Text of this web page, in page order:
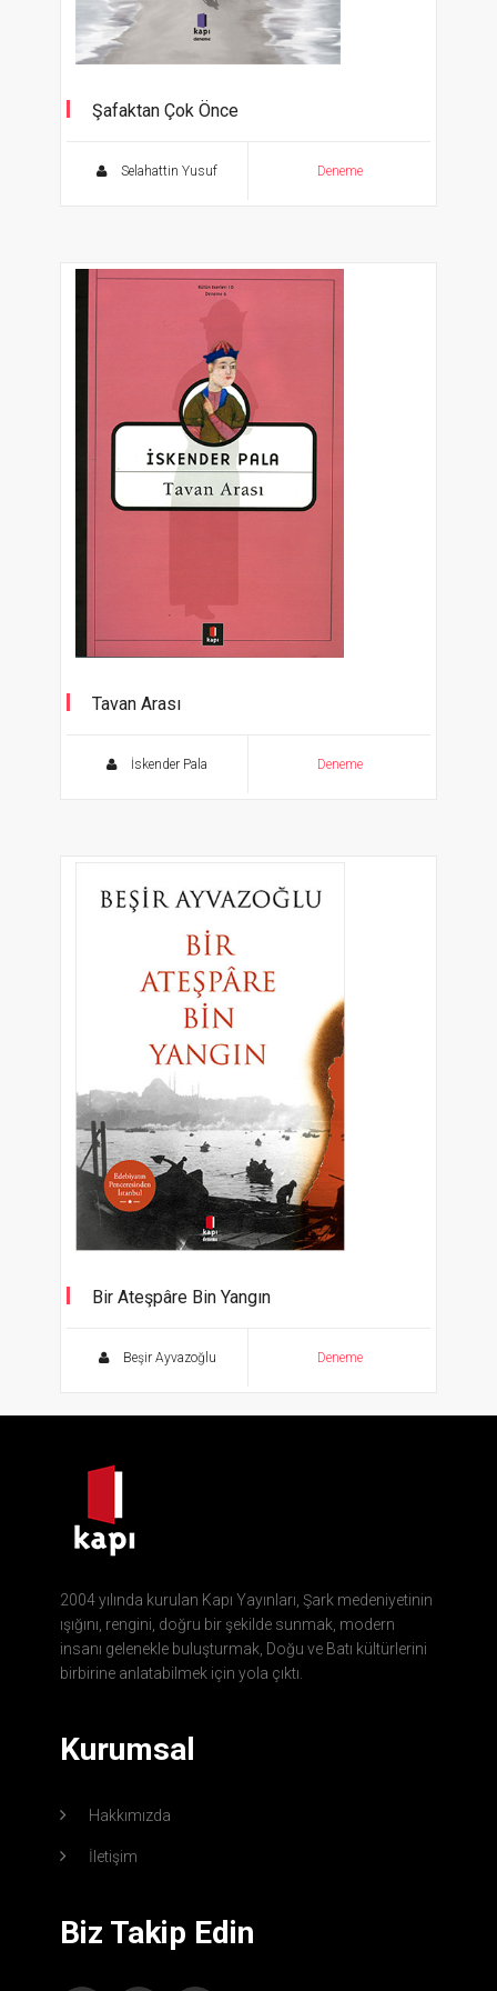
Şafaktan Çok Önce
Selahattin Yusuf Deneme
Tavan Arası
İskender Pala Deneme
Bir Ateşpâre Bin Yangın
Beşir Ayvazoğlu Deneme
2004 yılında kurulan Kapı Yayınları, Şark medeniyetinin
ışığını, rengini, doğru bir şekilde sunmak, modern
insanı gelenekle buluşturmak, Doğu ve Batı kültürlerini
birbirine anlatabilmek için yola çıktı.
Kurumsal
Hakkımızda
İletişim
Biz Takip Edin